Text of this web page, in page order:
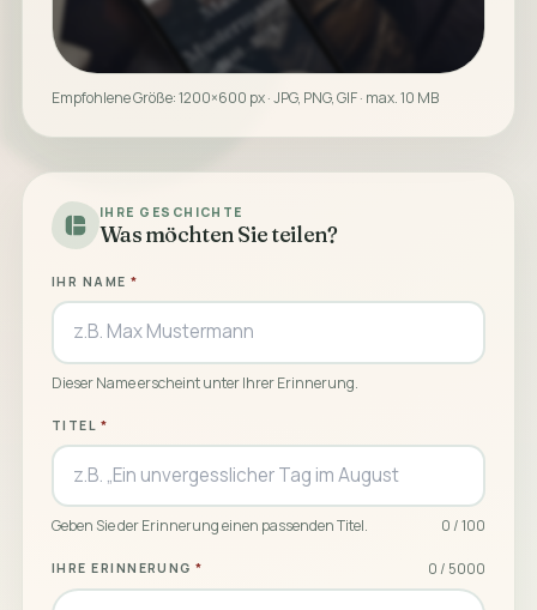
Empfohlene Größe: 1200×600 px · JPG, PNG, GIF · max. 10 MB
IHRE GESCHICHTE
Was möchten Sie teilen?
IHR NAME
Dieser Name erscheint unter Ihrer Erinnerung.
TITEL
Geben Sie der Erinnerung einen passenden Titel. 0 / 100
IHRE ERINNERUNG 0 / 5000